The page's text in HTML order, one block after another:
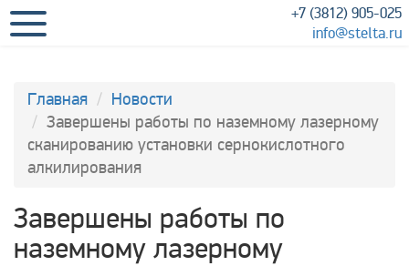
+7 (3812) 905-025
info@stelta.ru
Главная
Новости
Завершены работы по наземному лазерному
сканированию установки сернокислотного
алкилирования
Завершены работы по
наземному лазерному